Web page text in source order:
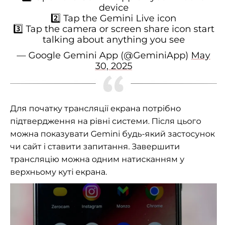
device
2️⃣ Tap the Gemini Live icon
3️⃣ Tap the camera or screen share icon start
talking about anything you see
— Google Gemini App (@GeminiApp) May
30, 2025
Для початку трансляції екрана потрібно
підтвердження на рівні системи. Після цього
можна показувати Gemini будь-який застосунок
чи сайт і ставити запитання. Завершити
трансляцію можна одним натисканням у
верхньому куті екрана.